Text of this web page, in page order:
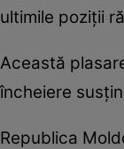
ultimile poziții
Această
încheiere
Republica